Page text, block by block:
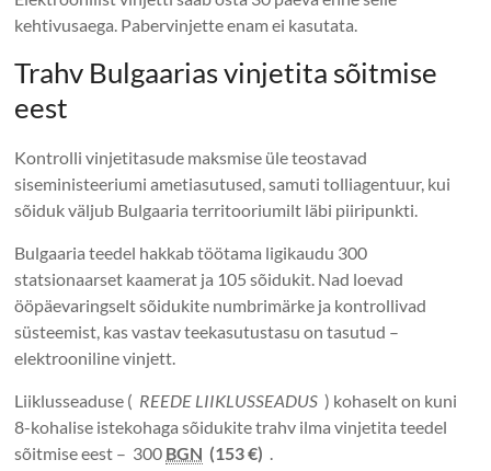
kehtivusaega. Pabervinjette enam ei kasutata.
Trahv Bulgaarias vinjetita sõitmise
eest
Kontrolli vinjetitasude maksmise üle teostavad
siseministeeriumi ametiasutused, samuti tolliagentuur, kui
sõiduk väljub Bulgaaria territooriumilt läbi piiripunkti.
Bulgaaria teedel hakkab töötama ligikaudu 300
statsionaarset kaamerat ja 105 sõidukit. Nad loevad
ööpäevaringselt sõidukite numbrimärke ja kontrollivad
süsteemist, kas vastav teekasutustasu on tasutud –
elektrooniline vinjett.
Liiklusseaduse ( REEDE LIIKLUSSEADUS ) kohaselt on kuni
8-kohalise istekohaga sõidukite trahv ilma vinjetita teedel
sõitmise eest – 300 BGN (153 €) .